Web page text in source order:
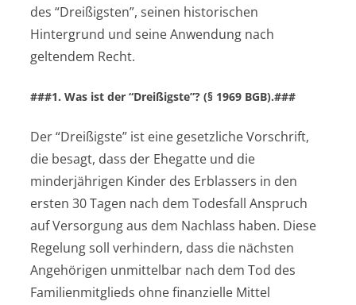
des “Dreißigsten”, seinen historischen
Hintergrund und seine Anwendung nach
geltendem Recht.
###1. Was ist der “Dreißigste”? (§ 1969 BGB).###
Der “Dreißigste” ist eine gesetzliche Vorschrift,
die besagt, dass der Ehegatte und die
minderjährigen Kinder des Erblassers in den
ersten 30 Tagen nach dem Todesfall Anspruch
auf Versorgung aus dem Nachlass haben. Diese
Regelung soll verhindern, dass die nächsten
Angehörigen unmittelbar nach dem Tod des
Familienmitglieds ohne finanzielle Mittel